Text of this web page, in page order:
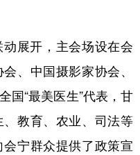
展开，主会场设在会
、中国摄影家协会、
国“最美医生”代表，甘
教育、农业、司法等
宁群众提供了政策宣